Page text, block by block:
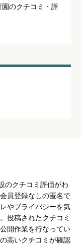
必須

必須

のクチコミ・評
のクチコミ評価がわ
員登録なしの匿名で
やプライバシーを気
投稿されたクチコミ
開作業を行なってい
高いクチコミが確認